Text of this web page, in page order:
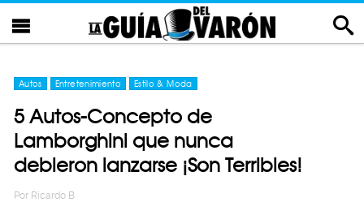
Autos Entretenimiento Estilo & Moda
5 Autos-Concepto de
Lamborghini que nunca
debieron lanzarse ¡Son Terribles!
Por Ricardo B